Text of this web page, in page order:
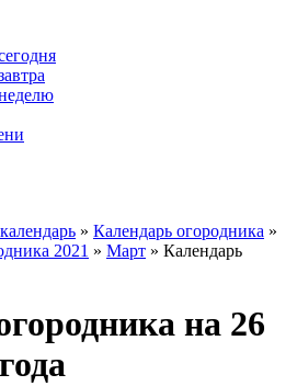
» Календарь огородника »
2021 » Март » Календарь
на 26